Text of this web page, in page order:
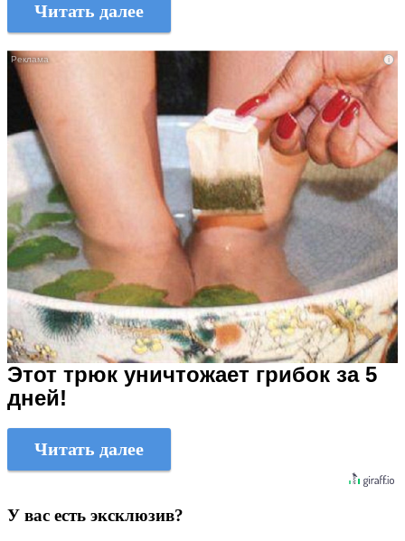
Читать далее
i
Этот трюк уничтожает грибок за 5
дней!
Читать далее
У вас есть эксклюзив?